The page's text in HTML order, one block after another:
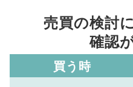
売買の検討
確認
買う時